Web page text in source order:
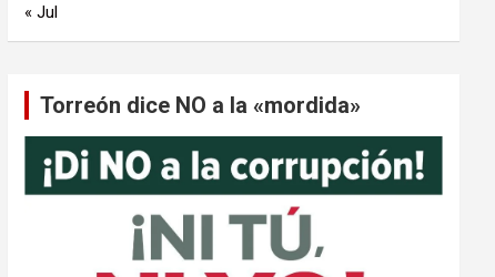
« Jul
Torreón dice NO a la «mordida»